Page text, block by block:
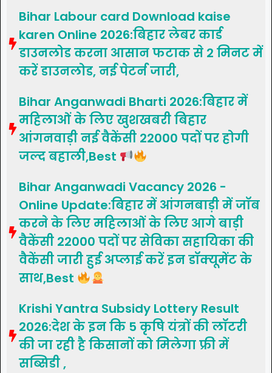
Bihar Labour card Download kaise
karen Online 2026:बिहार लेबर कार्ड
डाउनलोड करना आसान फटाक से 2 मिनट में
करें डाउनलोड, नई पेटर्न जारी,
Bihar Anganwadi Bharti 2026:बिहार में
महिलाओं के लिए खुशखबरी बिहार
आंगनवाड़ी नई वैकेंसी 22000 पदों पर होगी
जल्द बहाली,Best
Bihar Anganwadi Vacancy 2026 -
Online Update:बिहार में आंगनबाड़ी में जॉब
करने के लिए महिलाओं के लिए आगे बाड़ी
वैकेंसी 22000 पदों पर सेविका सहायिका की
वैकेंसी जारी हुई अप्लाई करें इन डॉक्यूमेंट के
साथ,Best
Krishi Yantra Subsidy Lottery Result
2026:देश के इन कि 5 कृषि यंत्रों की लॉटरी
की जा रही है किसानों को मिलेगा फ्री में
सब्सिडी ,